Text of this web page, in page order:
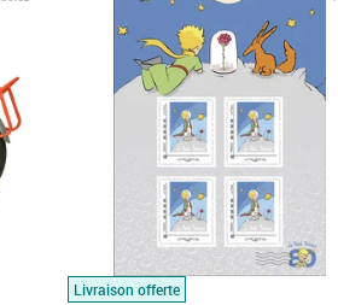
Livraison offerte